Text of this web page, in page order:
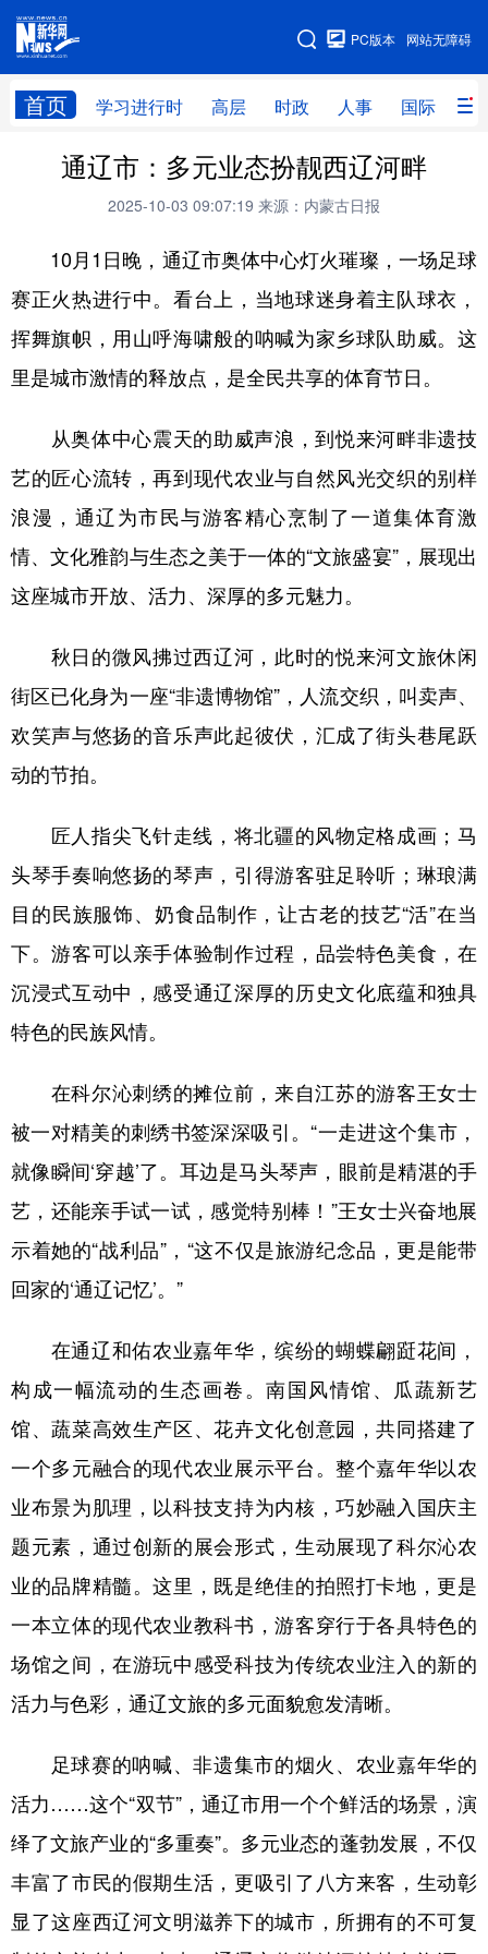
网站无障碍
PC版本
首页 学习进行时 高层 时政 人事 国际 财
网站地图
学习进行时 高层 时政 人事
财经 网评
台湾 思客智库 全球连线 教育
科技 科创 量子 体育
文化 书画 健康 军事
访谈 视频 图片 政务
法律 中央文件 金融 汽车
食品 人居 信息化 数字经济
学术中国 乡村振兴 银龄 溯源中国
公益 一带一路 亚太网 上市公司
文化产业
北京 天津 河北 山西
辽宁 吉林 上海 江苏
山东 河南 湖北 湖南
广东
陕西 甘肃 青海 宁夏
新疆 内蒙古 黑龙江
多语种频道
English Español
Русский язык 日本語 한국어
Deutsch Português
通辽市：多元业态扮靓西辽河畔
2025-10-03 09:07:19 来源：内蒙古日报
10月1日晚，通辽市奥体中心灯火璀璨，一场足球
赛正火热进行中。看台上，当地球迷身着主队球衣，
挥舞旗帜，用山呼海啸般的呐喊为家乡球队助威。这
里是城市激情的释放点，是全民共享的体育节日。
从奥体中心震天的助威声浪，到悦来河畔非遗技
艺的匠心流转，再到现代农业与自然风光交织的别样
浪漫，通辽为市民与游客精心烹制了一道集体育激
情、文化雅韵与生态之美于一体的“文旅盛宴”，展现出
这座城市开放、活力、深厚的多元魅力。
秋日的微风拂过西辽河，此时的悦来河文旅休闲
街区已化身为一座“非遗博物馆”，人流交织，叫卖声、
欢笑声与悠扬的音乐声此起彼伏，汇成了街头巷尾跃
动的节拍。
匠人指尖飞针走线，将北疆的风物定格成画；马
头琴手奏响悠扬的琴声，引得游客驻足聆听；琳琅满
目的民族服饰、奶食品制作，让古老的技艺“活”在当
下。游客可以亲手体验制作过程，品尝特色美食，在
沉浸式互动中，感受通辽深厚的历史文化底蕴和独具
特色的民族风情。
在科尔沁刺绣的摊位前，来自江苏的游客王女士
被一对精美的刺绣书签深深吸引。“一走进这个集市，
就像瞬间‘穿越’了。耳边是马头琴声，眼前是精湛的手
艺，还能亲手试一试，感觉特别棒！”王女士兴奋地展
示着她的“战利品”，“这不仅是旅游纪念品，更是能带
回家的‘通辽记忆’。”
在通辽和佑农业嘉年华，缤纷的蝴蝶翩跹花间，
构成一幅流动的生态画卷。南国风情馆、瓜蔬新艺
馆、蔬菜高效生产区、花卉文化创意园，共同搭建了
一个多元融合的现代农业展示平台。整个嘉年华以农
业布景为肌理，以科技支持为内核，巧妙融入国庆主
题元素，通过创新的展会形式，生动展现了科尔沁农
业的品牌精髓。这里，既是绝佳的拍照打卡地，更是
一本立体的现代农业教科书，游客穿行于各具特色的
场馆之间，在游玩中感受科技为传统农业注入的新的
活力与色彩，通辽文旅的多元面貌愈发清晰。
足球赛的呐喊、非遗集市的烟火、农业嘉年华的
活力……这个“双节”，通辽市用一个个鲜活的场景，演
绎了文旅产业的“多重奏”。多元业态的蓬勃发展，不仅
丰富了市民的假期生活，更吸引了八方来客，生动彰
显了这座西辽河文明滋养下的城市，所拥有的不可复